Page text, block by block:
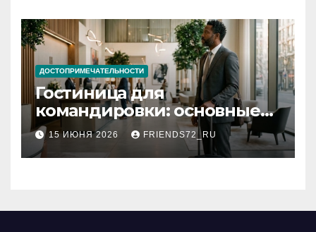
ДОСТОПРИМЕЧАТЕЛЬНОСТИ
Гостиница для
командировки: основные
критерии выбора
15 ИЮНЯ 2026 FRIENDS72_RU